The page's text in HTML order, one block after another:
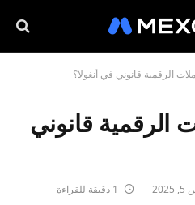
الرقمية قانوني في أنغولا؟
الرقمية قانوني